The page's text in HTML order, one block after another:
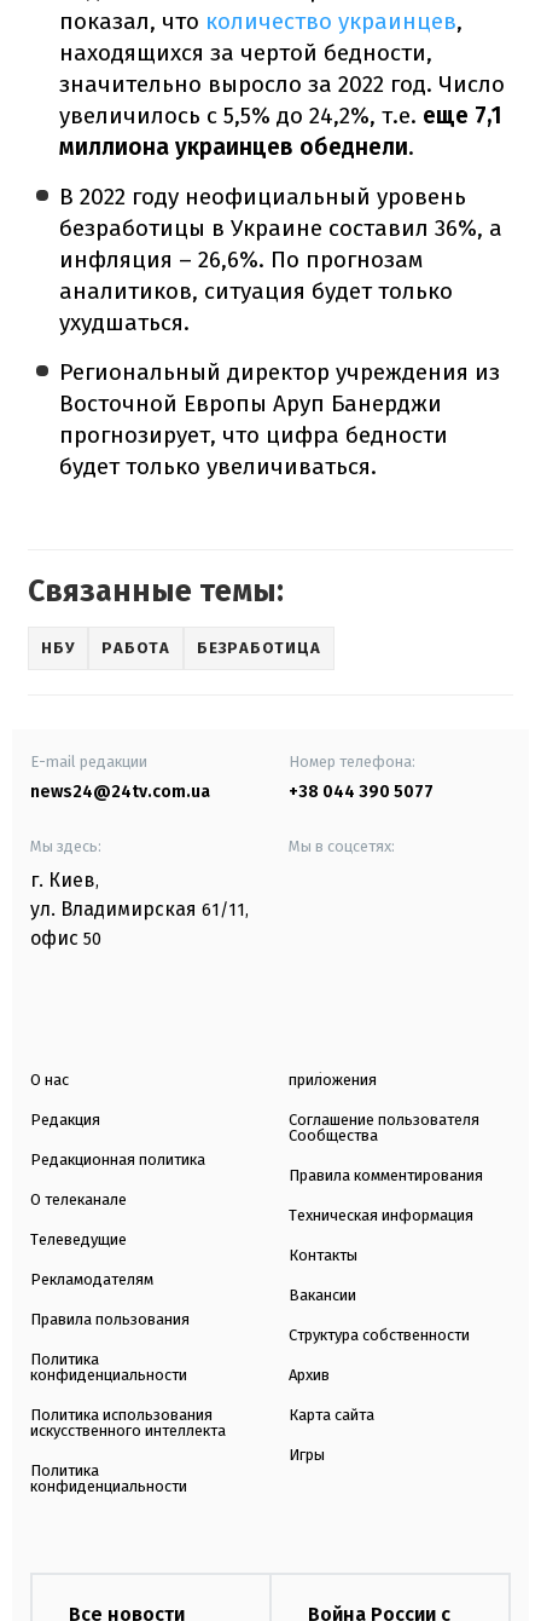
показал, что количество украинцев,
находящихся за чертой бедности,
значительно выросло за 2022 год. Число
увеличилось с 5,5% до 24,2%, т.е. еще 7,1
миллиона украинцев обеднели.
В 2022 году неофициальный уровень
безработицы в Украине составил 36%, а
инфляция – 26,6%. По прогнозам
аналитиков, ситуация будет только
ухудшаться.
Региональный директор учреждения из
Восточной Европы Аруп Банерджи
прогнозирует, что цифра бедности
будет только увеличиваться.
Связанные темы:
НБУ РАБОТА БЕЗРАБОТИЦА
E-mail редакции
news24@24tv.com.ua
Номер телефона:
+38 044 390 5077
Мы здесь:
г. Киев,
ул. Владимирская 61/11,
офис 50
Мы в соцсетях:
О нас
Редакция
Редакционная политика
О телеканале
Телеведущие
Рекламодателям
Правила пользования
Политика
конфиденциальности
Политика использования
искусственного интеллекта
Политика
конфиденциальности
приложения
Соглашение пользователя
Сообщества
Правила комментирования
Техническая информация
Контакты
Вакансии
Структура собственности
Архив
Карта сайта
Игры
Все новости
Война России с